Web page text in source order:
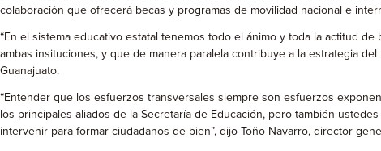
colaboración que ofrecerá becas y programas de movilidad nacional e
“En el sistema educativo estatal tenemos todo el ánimo y toda la actitud
ambas insituciones, y que de manera paralela contribuye a la estrategia
Guanajuato.
“Entender que los esfuerzos transversales siempre son esfuerzos
los principales aliados de la Secretaría de Educación, pero también
intervenir para formar ciudadanos de bien”, dijo Toño Navarro, director